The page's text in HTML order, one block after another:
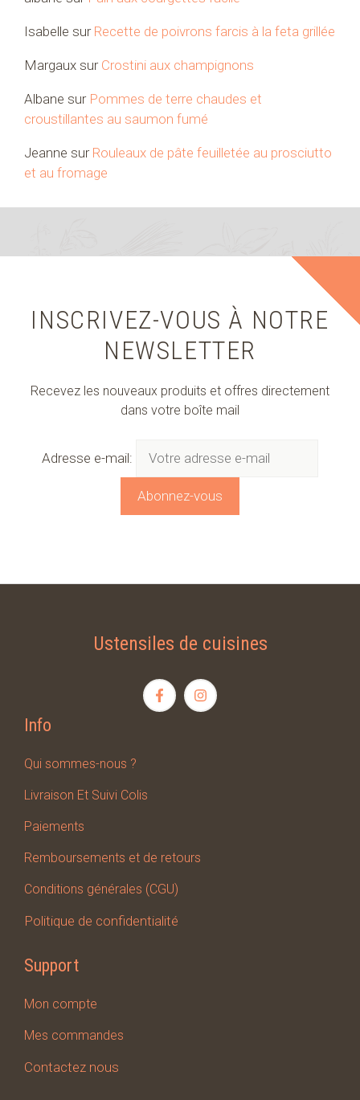
Isabelle sur Recette de poivrons farcis à la feta grillée
Margaux sur Crostini aux champignons
Albane sur Pommes de terre chaudes et
croustillantes au saumon fumé
Jeanne sur Rouleaux de pâte feuilletée au prosciutto
et au fromage
INSCRIVEZ-VOUS À NOTRE
NEWSLETTER
Recevez les nouveaux produits et offres directement
dans votre boîte mail
Adresse e-mail:
Ustensiles de cuisines
Info
Qui sommes-nous ?
Livraison Et Suivi Colis
Paiements
Remboursements et de retours
Conditions générales (CGU)
Politique de confidentialité
Support
Mon compte
Mes commandes
Contactez nous